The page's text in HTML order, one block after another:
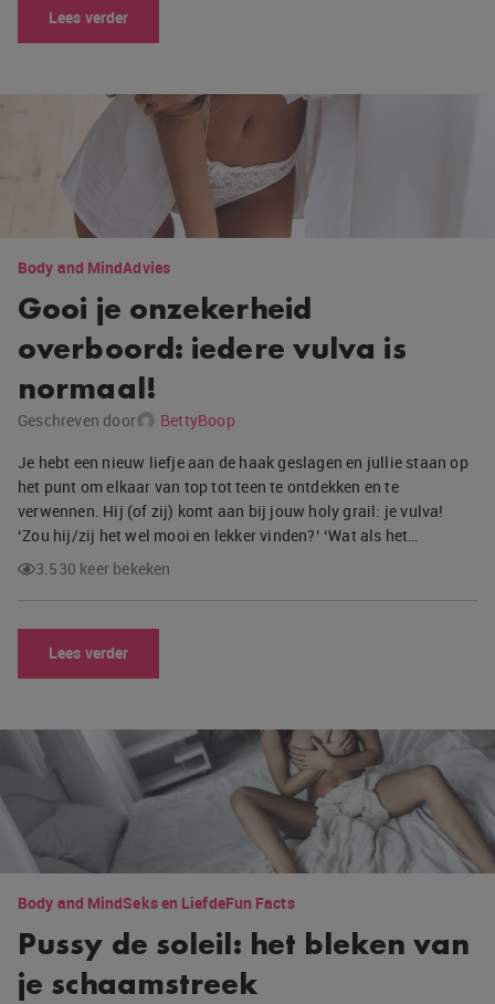
Lees verder
Body and MindAdvies
Gooi je onzekerheid
overboord: iedere vulva is
normaal!
Geschreven door
BettyBoop
Je hebt een nieuw liefje aan de haak geslagen en jullie staan op
het punt om elkaar van top tot teen te ontdekken en te
verwennen. Hij (of zij) komt aan bij jouw holy grail: je vulva!
‘Zou hij/zij het wel mooi en lekker vinden?’ ‘Wat als het…
3.530 keer bekeken
Lees verder
Body and MindSeks en LiefdeFun Facts
Pussy de soleil: het bleken van
je schaamstreek